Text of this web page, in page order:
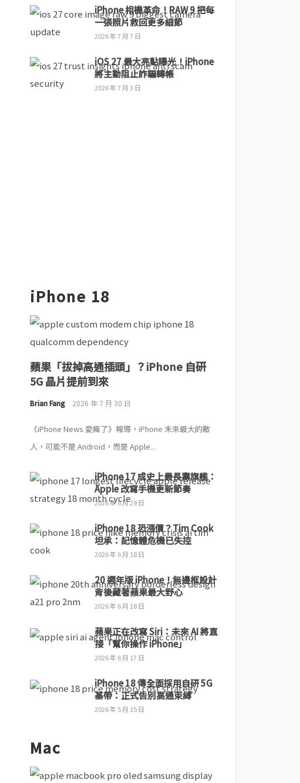
iPhone 相機革命！RAW 9 把每
一張照片救回更多細節
2026 年 7 月 7 日
iOS 27 最大亮點曝光！iPhone
將主動阻止詐騙轉帳
2026 年 7 月 3 日
iPhone 18
蘋果「拔掉高通插頭」？iPhone 自研
5G 晶片提前到來
Brian Fang 2026 年 7 月 30 日
《iPhone News 愛瘋了》報導，iPhone 未來最大的敵
人，可能不是 Android，而是 Apple...
iPhone 17 成史上最長壽旗艦：
Apple 改寫手機更新節奏
2026 年 6 月 29 日
iPhone 18 恐漲價？Tim Cook
坦承：記憶體危機已失控
2026 年 6 月 18 日
20 週年版 iPhone！無邊框設計
背後藏著蘋果最大野心
2026 年 6 月 18 日
蘋果正在改寫 Siri：未來 AI 將直
接「幫你操作 iPhone」
2026 年 6 月 17 日
iPhone 18 傳全面採用自研 5G
基帶：正式告別高通束縛
2026 年 5 月 15 日
Mac